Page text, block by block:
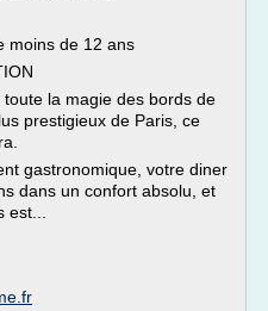
moins de 12 ans
la magie des bords de
prestigieux de Paris, ce
gastronomique, votre diner
dans un confort absolu, et